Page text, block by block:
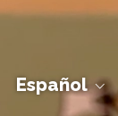
Español